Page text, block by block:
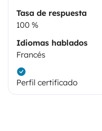
Tasa de respuesta
100 %
Idiomas hablados
Francés
Perfil certificado